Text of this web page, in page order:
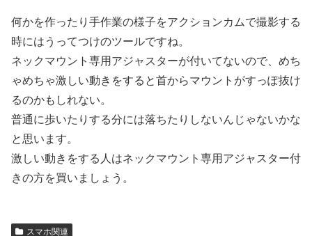
何かを作ったり手作業の様子をアクションカムで撮影する
時にはうってつけのツールですね。
ネックマウント専用アジャスターが付いてないので、めち
ゃめちゃ激しい動きをすると首からマウントがすっぽ抜け
るのかもしれない。
普通に歩いたりする分には落ちたりしないんじゃないかな
と思います。
激しい動きをする人はネックマウント専用アジャスター付
きの方を買いましょう。
スマホ関連